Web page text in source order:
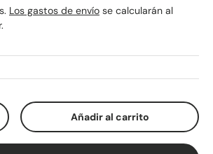
Los gastos de envío se calcularán al
la cantidadAñadir al carrito